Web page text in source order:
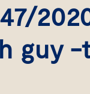
guy